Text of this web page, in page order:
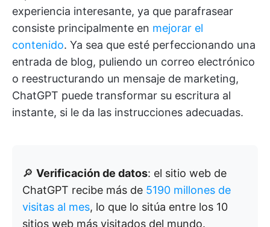
experiencia interesante, ya que parafrasear
consiste principalmente en mejorar el
contenido. Ya sea que esté perfeccionando una
entrada de blog, puliendo un correo electrónico
o reestructurando un mensaje de marketing,
ChatGPT puede transformar su escritura al
instante, si le da las instrucciones adecuadas.
🔎 Verificación de datos: el sitio web de
ChatGPT recibe más de 5190 millones de
visitas al mes, lo que lo sitúa entre los 10
sitios web más visitados del mundo.